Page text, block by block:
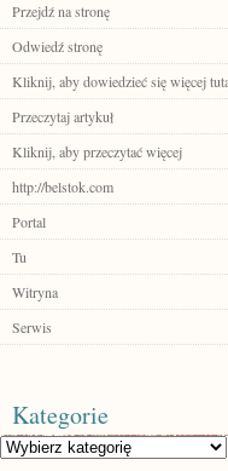
Przejdź na stronę
Odwiedź stronę
Kliknij, aby dowiedzieć się więcej
Przeczytaj artykuł
Kliknij, aby przeczytać więcej
http://belstok.com
Portal
Tu
Witryna
Serwis
Kategorie
Kategorie